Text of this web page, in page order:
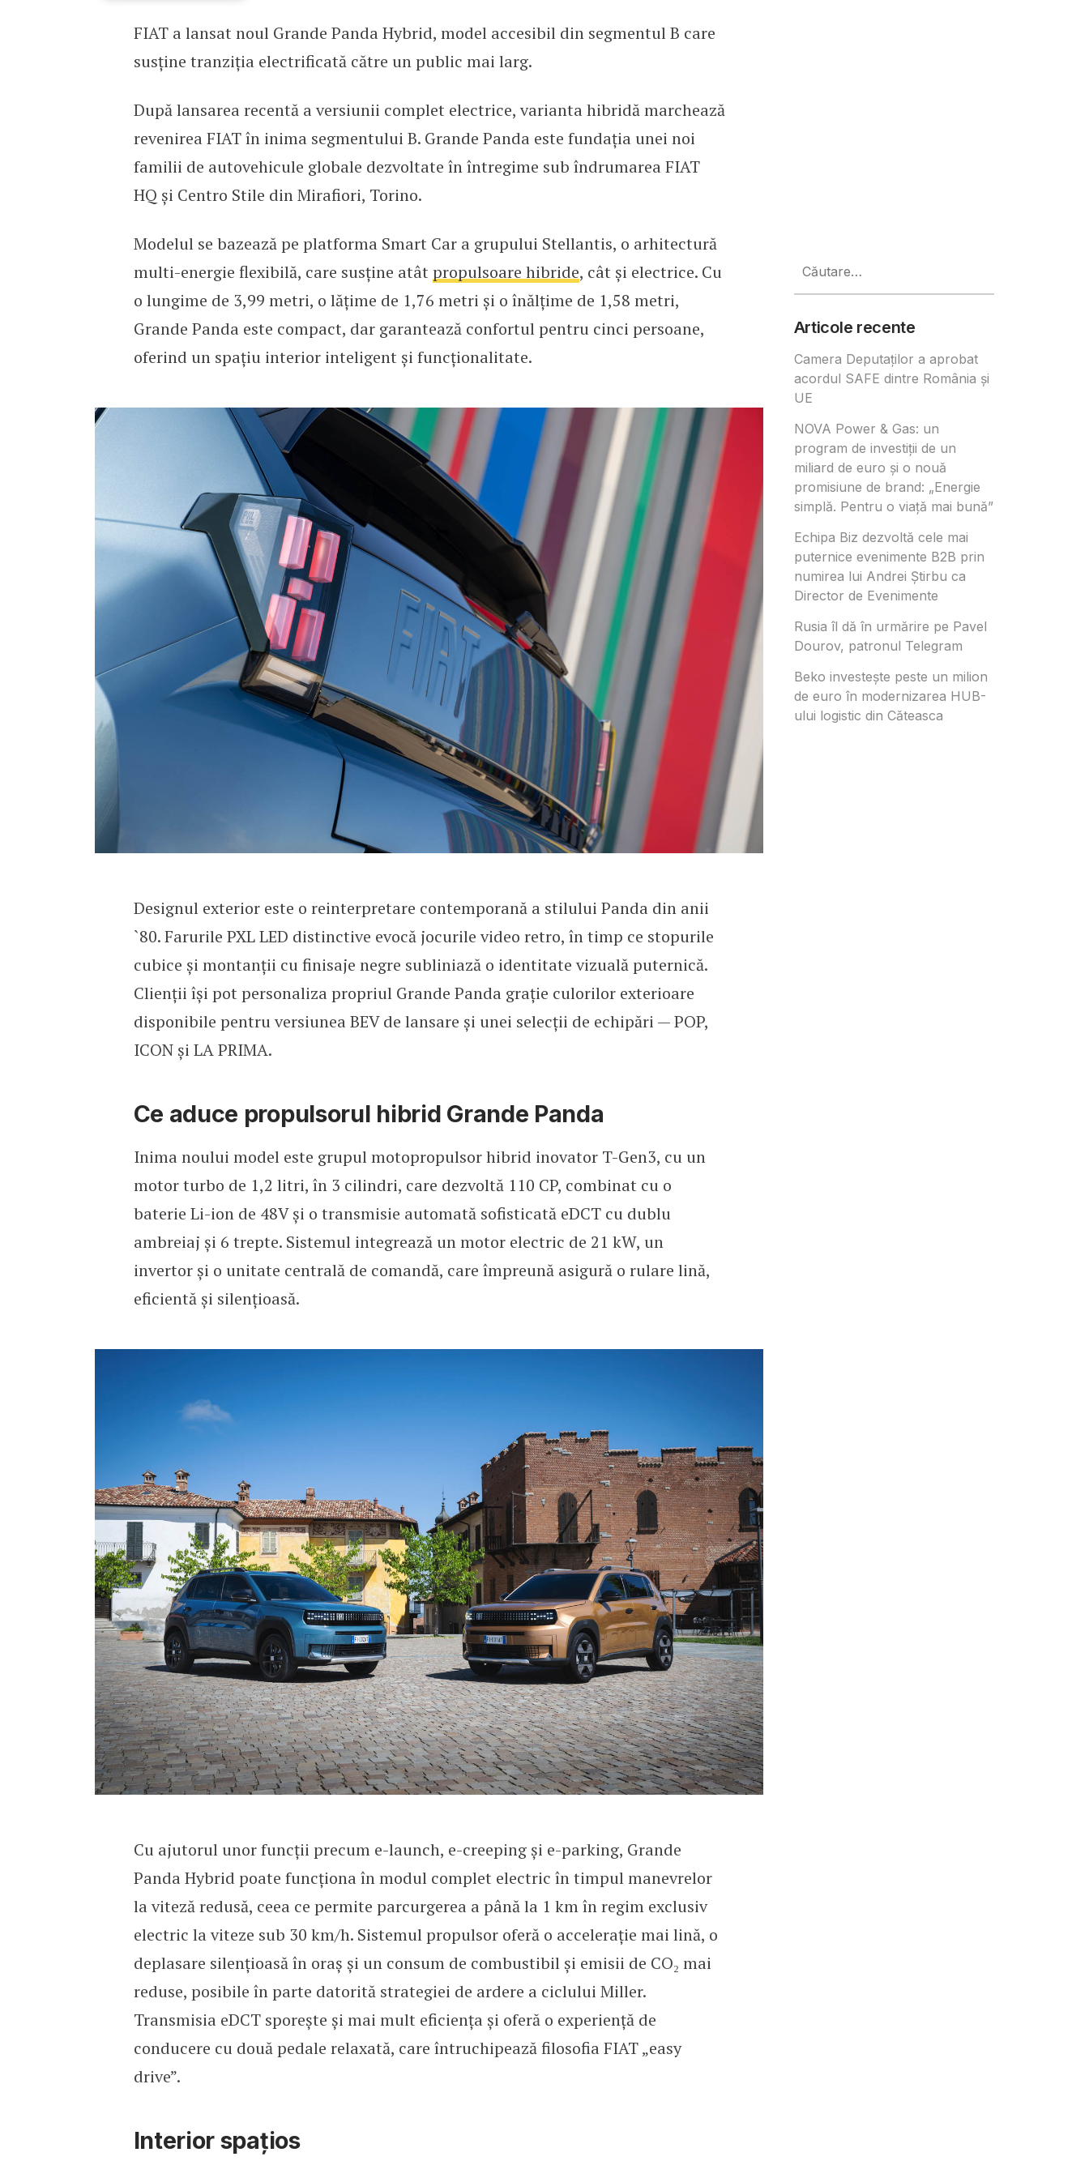
FIAT lansează noul Grande Panda Hybrid
FIAT a lansat noul Grande Panda Hybrid, model accesibil din segmentul B care
susține tranziția electrificată către un public mai larg.
După lansarea recentă a versiunii complet electrice, varianta hibridă marchează
revenirea FIAT în inima segmentului B. Grande Panda este fundația unei noi
familii de autovehicule globale dezvoltate în întregime sub îndrumarea FIAT
HQ și Centro Stile din Mirafiori, Torino.
Modelul se bazează pe platforma Smart Car a grupului Stellantis, o arhitectură
multi-energie flexibilă, care susține atât propulsoare hibride, cât și electrice. Cu
o lungime de 3,99 metri, o lățime de 1,76 metri și o înălțime de 1,58 metri,
Grande Panda este compact, dar garantează confortul pentru cinci persoane,
oferind un spațiu interior inteligent și funcționalitate.
Designul exterior este o reinterpretare contemporană a stilului Panda din anii
`80. Farurile PXL LED distinctive evocă jocurile video retro, în timp ce stopurile
cubice și montanții cu finisaje negre subliniază o identitate vizuală puternică.
Clienții își pot personaliza propriul Grande Panda grație culorilor exterioare
disponibile pentru versiunea BEV de lansare și unei selecții de echipări — POP,
ICON și LA PRIMA.
Ce aduce propulsorul hibrid Grande Panda
Inima noului model este grupul motopropulsor hibrid inovator T-Gen3, cu un
motor turbo de 1,2 litri, în 3 cilindri, care dezvoltă 110 CP, combinat cu o
baterie Li-ion de 48V și o transmisie automată sofisticată eDCT cu dublu
ambreiaj și 6 trepte. Sistemul integrează un motor electric de 21 kW, un
invertor și o unitate centrală de comandă, care împreună asigură o rulare lină,
eficientă și silențioasă.
Cu ajutorul unor funcții precum e-launch, e-creeping și e-parking, Grande
Panda Hybrid poate funcționa în modul complet electric în timpul manevrelor
la viteză redusă, ceea ce permite parcurgerea a până la 1 km în regim exclusiv
electric la viteze sub 30 km/h. Sistemul propulsor oferă o accelerație mai lină, o
deplasare silențioasă în oraș și un consum de combustibil și emisii de CO₂ mai
reduse, posibile în parte datorită strategiei de ardere a ciclului Miller.
Transmisia eDCT sporește și mai mult eficiența și oferă o experiență de
conducere cu două pedale relaxată, care întruchipează filosofia FIAT „easy
drive”.
Interior spațios
după:
Articole recente
Camera Deputaților a aprobat
acordul SAFE dintre România și
UE
NOVA Power & Gas: un
program de investiții de un
miliard de euro și o nouă
promisiune de brand: „Energie
simplă. Pentru o viață mai bună”
Echipa Biz dezvoltă cele mai
puternice evenimente B2B prin
numirea lui Andrei Știrbu ca
Director de Evenimente
Rusia îl dă în urmărire pe Pavel
Dourov, patronul Telegram
Beko investește peste un milion
de euro în modernizarea HUB-
ului logistic din Căteasca